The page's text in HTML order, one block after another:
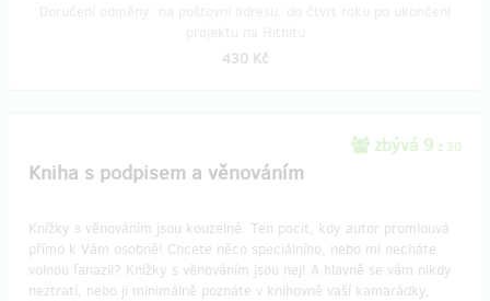
430 Kč
zbývá 9 z 30
Kniha s podpisem a věnováním
Knížky s věnováním jsou kouzelné. Ten pocit, kdy autor promlouvá
přímo k Vám osobně! Chcete něco speciálního, nebo mi necháte
volnou fanazii? Knížky s věnováním jsou nej! A hlavně se vám nikdy
neztratí, nebo ji minimálně poznáte v knihovně vaší kamarádky,